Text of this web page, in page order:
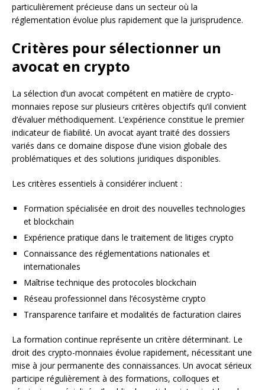
particulièrement précieuse dans un secteur où la
réglementation évolue plus rapidement que la jurisprudence.
Critères pour sélectionner un
avocat en crypto
La sélection d’un avocat compétent en matière de crypto-
monnaies repose sur plusieurs critères objectifs qu’il convient
d’évaluer méthodiquement. L’expérience constitue le premier
indicateur de fiabilité. Un avocat ayant traité des dossiers
variés dans ce domaine dispose d’une vision globale des
problématiques et des solutions juridiques disponibles.
Les critères essentiels à considérer incluent :
Formation spécialisée en droit des nouvelles technologies
et blockchain
Expérience pratique dans le traitement de litiges crypto
Connaissance des réglementations nationales et
internationales
Maîtrise technique des protocoles blockchain
Réseau professionnel dans l’écosystème crypto
Transparence tarifaire et modalités de facturation claires
La formation continue représente un critère déterminant. Le
droit des crypto-monnaies évolue rapidement, nécessitant une
mise à jour permanente des connaissances. Un avocat sérieux
participe régulièrement à des formations, colloques et